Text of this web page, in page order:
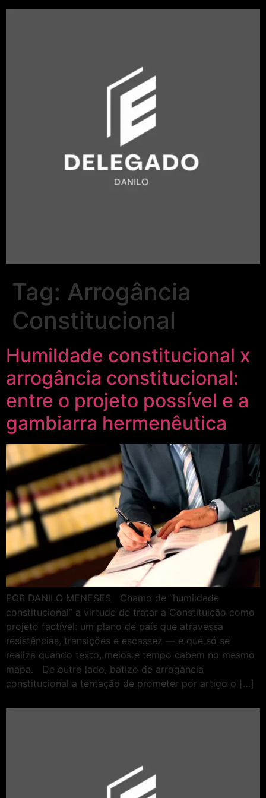
Tag: Arrogância
Constitucional
Humildade constitucional x
arrogância constitucional:
entre o projeto possível e a
gambiarra hermenêutica
POR DANILO MENESES Chamo de “humildade
constitucional” a virtude de tratar a Constituição como
projeto factível: um plano de país que atravessa
resistências, transições e escassez — e que só se
realiza quando texto, meios e tempo cabem no mesmo
mapa. De outro lado, batizo de arrogância
constitucional a tentação de prometer por artigo o […]